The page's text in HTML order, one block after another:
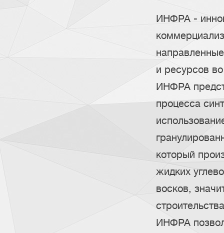
ИНФРА -
и ресурсов
ИНФРА
процесса
который
жидких
восков,
ИНФРА